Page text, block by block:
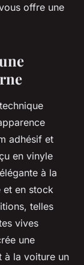
offre une
adhésif et
en vinyle
à la
et en stock
telles
vives
une
à la voiture un